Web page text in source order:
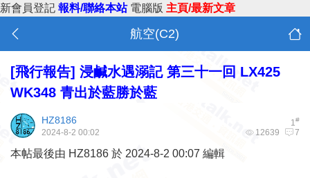
新會員登記 報料/聯絡本站 電腦版 主頁/最新文章
航空(C2)
[飛行報告] 浸鹹水遇溺記 第三十一回 LX425
WK348 青出於藍勝於藍
1#
HZ8186
12639 7
2024-8-2 00:02
本帖最後由 HZ8186 於 2024-8-2 00:07 編輯